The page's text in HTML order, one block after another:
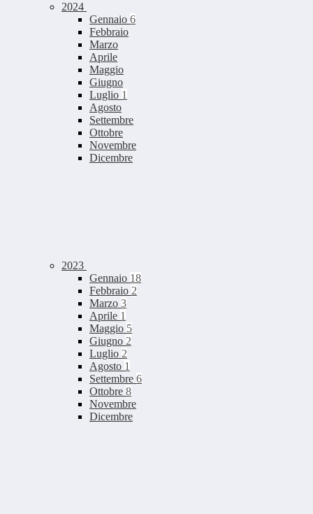
2024
Gennaio 6
Febbraio
Marzo
Aprile
Maggio
Giugno
Luglio 1
Agosto
Settembre
Ottobre
Novembre
Dicembre
2023
Gennaio 18
Febbraio 2
Marzo 3
Aprile 1
Maggio 5
Giugno 2
Luglio 2
Agosto 1
Settembre 6
Ottobre 8
Novembre
Dicembre